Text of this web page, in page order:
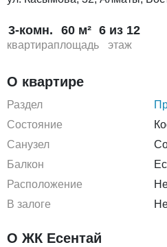
3-комн.
квартира
60 м²
площадь
6 из 12
этаж
О квартире
Раздел
Состояние
Санузел
Балкон
Расположение
В залоге
О ЖК Есентай